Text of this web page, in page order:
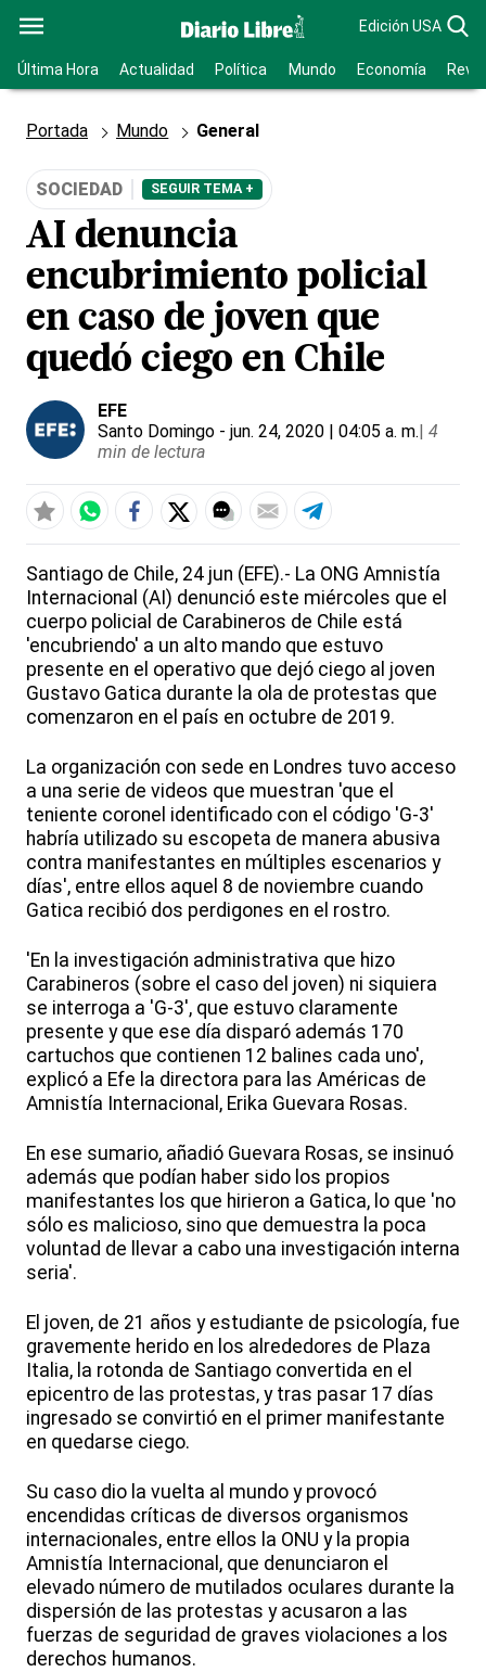
Edición USA
Última Hora Actualidad Política Mundo Economía
Portada Mundo General
SOCIEDAD SEGUIR TEMA +
AI denuncia
encubrimiento policial
en caso de joven que
quedó ciego en Chile
EFE
Santo Domingo - jun. 24, 2020 | 04:05 a. m.| 4
min de lectura
Santiago de Chile, 24 jun (EFE).- La ONG Amnistía
Internacional (AI) denunció este miércoles que el
cuerpo policial de Carabineros de Chile está
'encubriendo' a un alto mando que estuvo
presente en el operativo que dejó ciego al joven
Gustavo Gatica durante la ola de protestas que
comenzaron en el país en octubre de 2019.
La organización con sede en Londres tuvo acceso
a una serie de videos que muestran 'que el
teniente coronel identificado con el código 'G-3'
habría utilizado su escopeta de manera abusiva
contra manifestantes en múltiples escenarios y
días', entre ellos aquel 8 de noviembre cuando
Gatica recibió dos perdigones en el rostro.
'En la investigación administrativa que hizo
Carabineros (sobre el caso del joven) ni siquiera
se interroga a 'G-3', que estuvo claramente
presente y que ese día disparó además 170
cartuchos que contienen 12 balines cada uno',
explicó a Efe la directora para las Américas de
Amnistía Internacional, Erika Guevara Rosas.
En ese sumario, añadió Guevara Rosas, se insinuó
además que podían haber sido los propios
manifestantes los que hirieron a Gatica, lo que 'no
sólo es malicioso, sino que demuestra la poca
voluntad de llevar a cabo una investigación interna
seria'.
El joven, de 21 años y estudiante de psicología, fue
gravemente herido en los alrededores de Plaza
Italia, la rotonda de Santiago convertida en el
epicentro de las protestas, y tras pasar 17 días
ingresado se convirtió en el primer manifestante
en quedarse ciego.
Su caso dio la vuelta al mundo y provocó
encendidas críticas de diversos organismos
internacionales, entre ellos la ONU y la propia
Amnistía Internacional, que denunciaron el
elevado número de mutilados oculares durante la
dispersión de las protestas y acusaron a las
fuerzas de seguridad de graves violaciones a los
derechos humanos.